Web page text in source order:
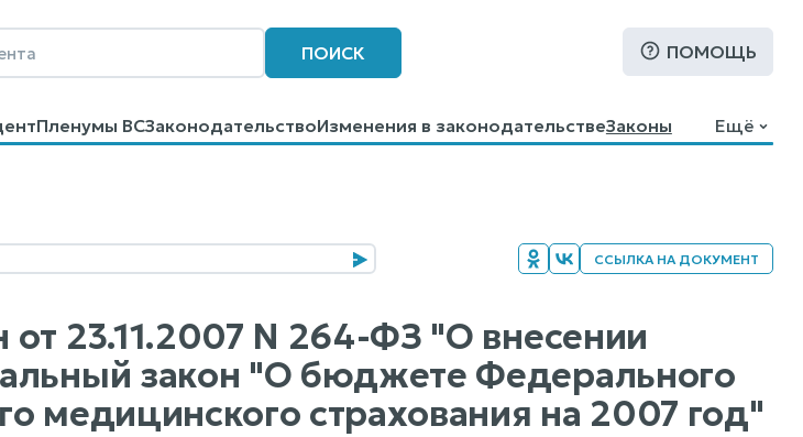
ПОИСК ПОМОЩЬ
Пленумы ВСЗаконодательствоИзменения в законодательствеЗаконы
Поиск
Ещё
ССЫЛКА НА ДОКУМЕНТ
23.11.2007 N 264-ФЗ "О внесении
закон "О бюджете Федерального
медицинского страхования на 2007 год"